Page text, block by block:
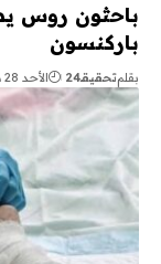
باحثون روس
باركنسون
بقلمتحقيقـ24 الأحد 28 دجنبر 2025 - 09:52